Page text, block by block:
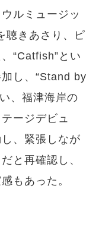
ルミュージッ
聴きあさり、ピ
“Catfish”とい
し、“Stand by
、福津海岸の
ージデビュ
、緊張しなが
と再確認し、
もあった。